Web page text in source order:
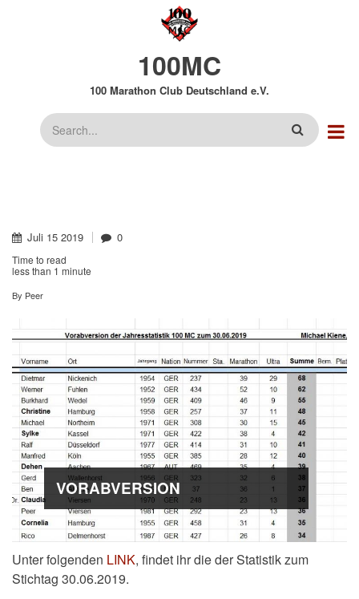
100MC
100 Marathon Club Deutschland e.V.
Suche
Juli 15 2019 0
Time to read
less than 1 minute
By Peer
VORABVERSION
Unter folgenden LINK, findet ihr die der Statistik zum
Stichtag 30.06.2019.